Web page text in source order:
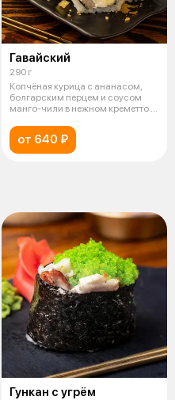
Гавайский
290 г
Копчёная курица с ананасом,
болгарским перцем и соусом
манго-чили в нежном креметто и
от 640 ₽
Гункан с угрём